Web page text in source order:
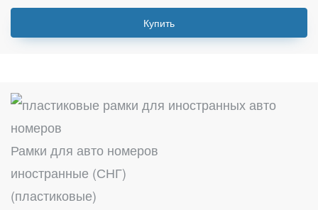
Купить
Рамки для авто номеров
иностранные (СНГ)
(пластиковые)